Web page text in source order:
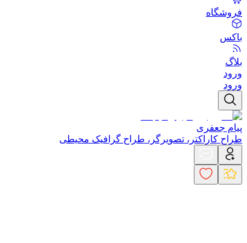
فروشگاه
باکس
بلاگ
ورود
ورود
پیام جعفری
طراح کاراکتر، تصویرگر، طراح گرافیک محیطی